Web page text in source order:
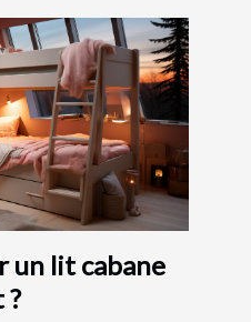
un lit cabane
?